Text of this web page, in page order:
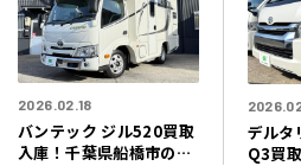
2026.02.18
バンテック ジル520買取
入庫！千葉県船橋市のお
デルタ
Q3買